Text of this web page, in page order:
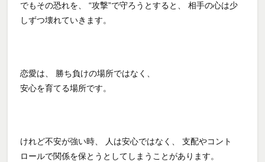
でもその恐れを、 “攻撃”で守ろうとすると、 相手の心は少
しずつ壊れていきます。
恋愛は、 勝ち負けの場所ではなく、
安心を育てる場所です。
けれど不安が強い時、 人は安心ではなく、 支配やコント
ロールで関係を保とうとしてしまうことがあります。